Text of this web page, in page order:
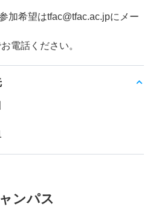
加希望はtfac@tfac.ac.jpにメー
電話ください。
ンパス